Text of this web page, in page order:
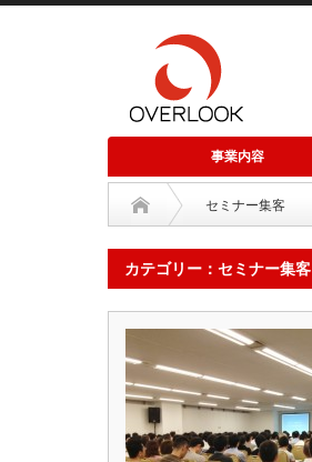
事業内容
セミナー集客
カテゴリー：セミナー集客